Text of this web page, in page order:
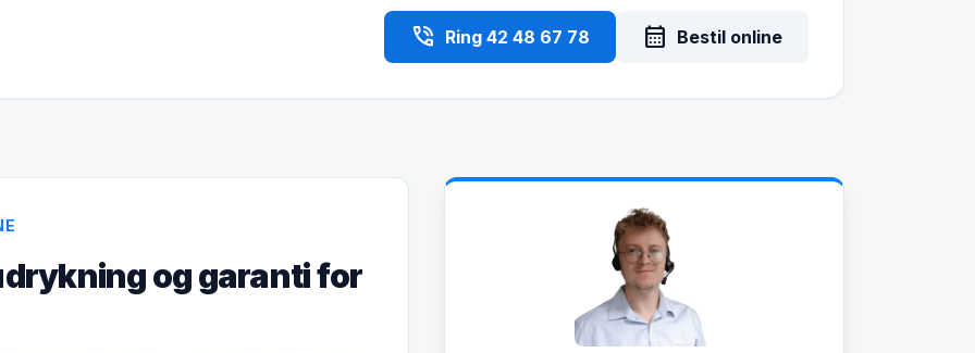
phone_in_talk Ring 42 48 67 78 calendar_month Bestil online
og garanti for